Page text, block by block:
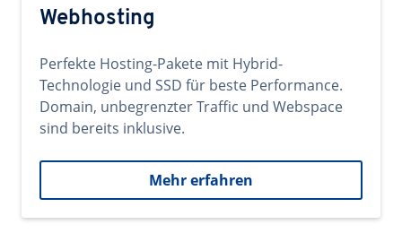
Webhosting
Perfekte Hosting-Pakete mit Hybrid-
Technologie und SSD für beste Performance.
Domain, unbegrenzter Traffic und Webspace
sind bereits inklusive.
Mehr erfahren